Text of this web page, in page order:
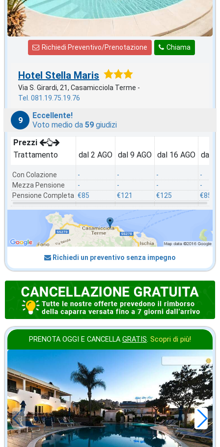
Chiama
Richiedi Preventivo/Prenotazione
Hotel Stella Maris
Via S. Girardi, 21, Casamicciola Terme -
Tel. 081.19.75.19.76
9
Eccellente!
Voto medio da 59 giudizi
Prezzi
Trattamento
Con Colazione
Mezza Pensione
Pensione Completa
dal 2 AGO
-
-
€85
dal 9 AGO
-
-
€121
dal 16 AGO
-
-
€125
dal
-
-
€85
Richiedi un preventivo senza impegno
PRENOTA OGGI E CANCELLA GRATIS. Scopri di più!
in offerta da
€52,71
a notte